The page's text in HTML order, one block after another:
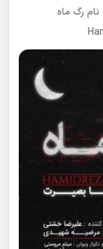
نام رگ ماه